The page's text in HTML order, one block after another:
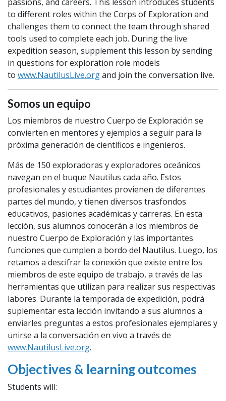
to different roles within the Corps of Exploration and
challenges them to connect the team through shared
tools used to complete each job. During the live
expedition season, supplement this lesson by sending
in questions for exploration role models
to www.NautilusLive.organd join the conversation live.
Somos un equipo
Los miembros de nuestro Cuerpo de Exploración se
convierten en mentores y ejemplos a seguir para la
próxima generación de científicos e ingenieros.
Más de 150 exploradoras y exploradores oceánicos
navegan en el buque Nautilus cada año. Estos
profesionales y estudiantes provienen de diferentes
partes del mundo, y tienen diversos trasfondos
educativos, pasiones académicas y carreras. En esta
lección, sus alumnos conocerán a los miembros de
nuestro Cuerpo de Exploración y las importantes
funciones que cumplen a bordo del Nautilus. Luego, los
retamos a descifrar la conexión que existe entre los
miembros de este equipo de trabajo, a través de las
herramientas que utilizan para realizar sus respectivas
labores. Durante la temporada de expedición, podrá
suplementar esta lección invitando a sus alumnos a
enviarles preguntas a estos profesionales ejemplares y
unirse a la conversación en vivo a través de
www.NautilusLive.org.
Objectives & learning outcomes
Students will: